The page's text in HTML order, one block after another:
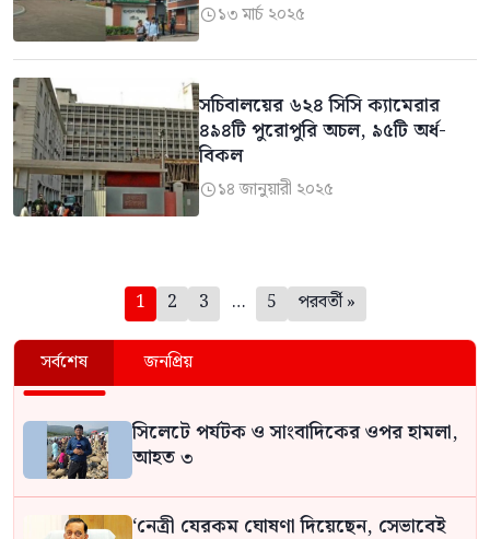
১৩ মার্চ ২০২৫
সচিবালয়ের ৬২৪ সিসি ক্যামেরার
৪৯৪টি পুরোপুরি অচল, ৯৫টি অর্ধ-
বিকল
১৪ জানুয়ারী ২০২৫
পেজিনেশন 1 2 3 … 5 পরবর্তী »
সর্বশেষ জনপ্রিয়
সিলেটে পর্যটক ও সাংবাদিকের ওপর হামলা,
আহত ৩
‘নেত্রী যেরকম ঘোষণা দিয়েছেন, সেভাবেই